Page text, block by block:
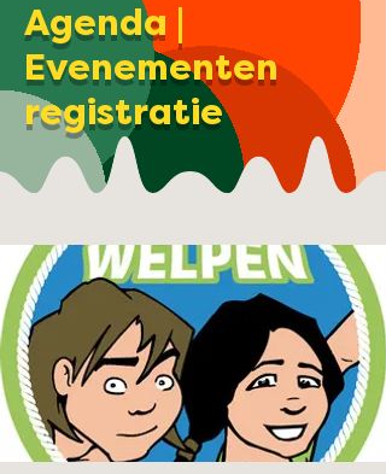
Agenda |
Evenementen
registratie